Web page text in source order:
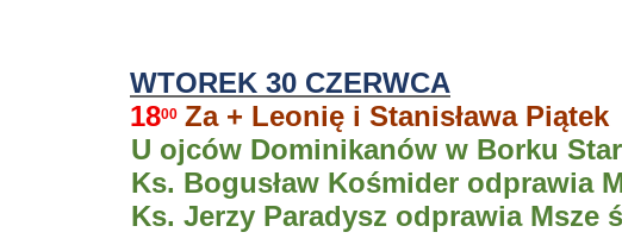
WTOREK 30 CZERWCA
1800 Za + Leonię i Stanisława Piątek
U ojców Dominikanów w Borku
Ks. Bogusław Kośmider odprawia
Ks. Jerzy Paradysz odprawia Msze